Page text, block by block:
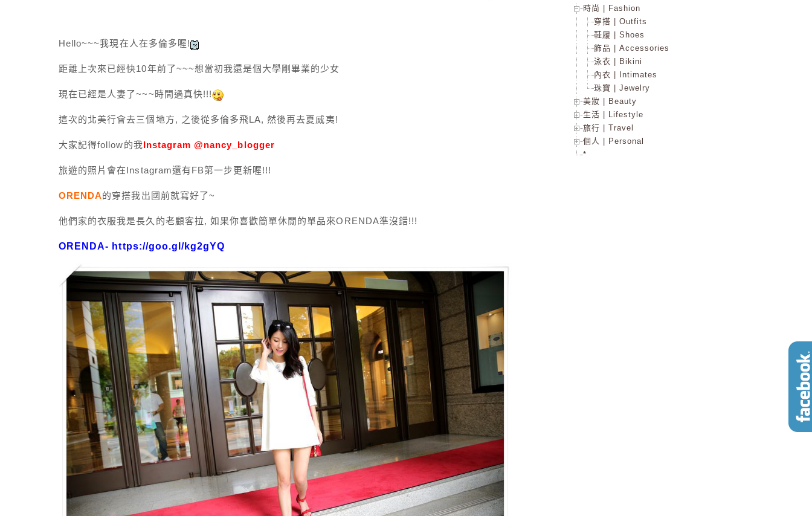
Hello~~~我現在人在多倫多喔!
距離上次來已經快10年前了~~~想當初我還是個大學剛畢業的少女
現在已經是人妻了~~~時間過真快!!!
這次的北美行會去三個地方, 之後從多倫多飛LA, 然後再去夏威夷!
大家記得follow的我Instagram @nancy_blogger
旅遊的照片會在Instagram還有FB第一步更新喔!!!
ORENDA的穿搭我出國前就寫好了~
他們家的衣服我是長久的老顧客拉, 如果你喜歡簡單休閒的單品來ORENDA準沒錯!!!
ORENDA- https://goo.gl/kg2gYQ
時尚 | Fashion
穿搭 | Outfits
鞋履 | Shoes
飾品 | Accessories
泳衣 | Bikini
內衣 | Intimates
珠寶 | Jewelry
美妝 | Beauty
生活 | Lifestyle
旅行 | Travel
個人 | Personal
*